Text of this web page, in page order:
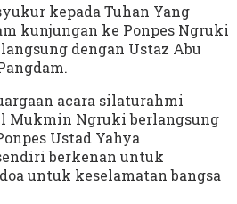
kepada Tuhan Yang
kunjungan ke Ponpes Ngruki
dengan Ustaz Abu
acara silaturahmi
Mukmin Ngruki berlangsung
Ustad Yahya
berkenan untuk
untuk keselamatan bangsa